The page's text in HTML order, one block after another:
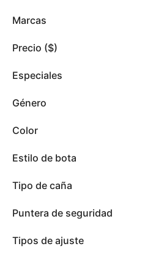
discapacidad
que
están
usando
lector
Presione
F10
abrir
menú
accesibilidad.
Marcas
Precio ($)
Especiales
Género
Color
Estilo de bota
Tipo de caña
Puntera de seguridad
Tipos de ajuste